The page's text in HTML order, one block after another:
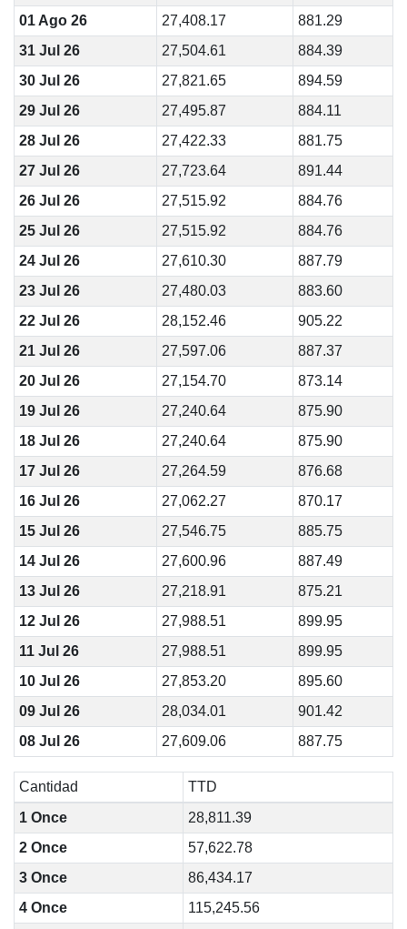
01 Ago 26
27,408.17
881.29
31 Jul 26
27,504.61
884.39
30 Jul 26
27,821.65
894.59
29 Jul 26
27,495.87
884.11
28 Jul 26
27,422.33
881.75
27 Jul 26
27,723.64
891.44
26 Jul 26
27,515.92
884.76
25 Jul 26
27,515.92
884.76
24 Jul 26
27,610.30
887.79
23 Jul 26
27,480.03
883.60
22 Jul 26
28,152.46
905.22
21 Jul 26
27,597.06
887.37
20 Jul 26
27,154.70
873.14
19 Jul 26
27,240.64
875.90
18 Jul 26
27,240.64
875.90
17 Jul 26
27,264.59
876.68
16 Jul 26
27,062.27
870.17
15 Jul 26
27,546.75
885.75
14 Jul 26
27,600.96
887.49
13 Jul 26
27,218.91
875.21
12 Jul 26
27,988.51
899.95
11 Jul 26
27,988.51
899.95
10 Jul 26
27,853.20
895.60
09 Jul 26
28,034.01
901.42
08 Jul 26
27,609.06 887.75
Cantidad
TTD
1 Once
28,811.39
2 Once
57,622.78
3 Once
86,434.17
4 Once
115,245.56